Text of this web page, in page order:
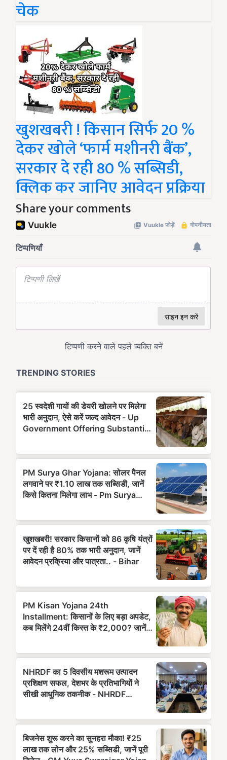
चेक
खुशखबरी ! किसान सिर्फ 20 %
देकर खोले ‘फार्म मशीनरी बैंक’,
सरकार दे रही 80 % सब्सिडी,
क्लिक कर जानिए आवेदन प्रक्रिया
Share your comments